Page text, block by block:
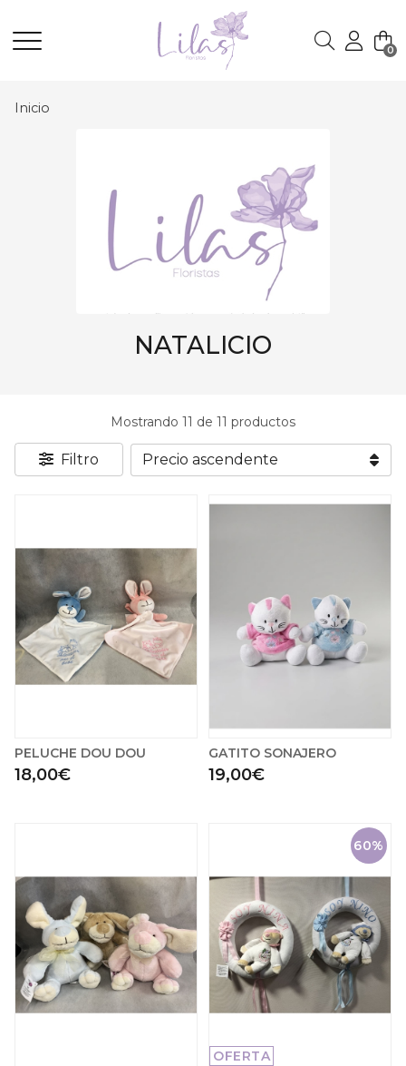
Buscar 0
Inicio
NATALICIO
Mostrando 11 de 11 productos
Filtro
PELUCHE DOU DOU
18,00€
GATITO SONAJERO
19,00€
60%
OFERTA